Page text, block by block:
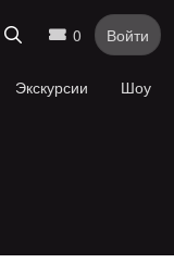
0 Войти
Экскурсии Шоу